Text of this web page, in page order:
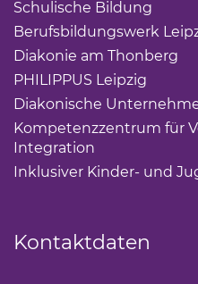
Schulische Bildung
Berufsbildungswerk
Diakonie am Thonberg
PHILIPPUS Leipzig
Diakonische
Kompetenzzentrum für
Integration
Inklusiver Kinder- und
Kontaktdaten